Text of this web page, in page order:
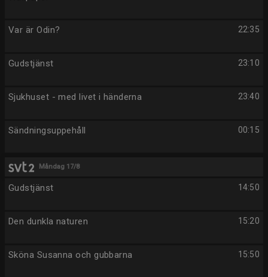
22:35
Var är Odin?
23:10
Gudstjänst
23:40
Sjukhuset - med livet i händerna
00:15
Sändningsuppehåll
Måndag 17/8
14:50
Gudstjänst
15:20
Den dunkla naturen
15:50
Sköna Susanna och gubbarna